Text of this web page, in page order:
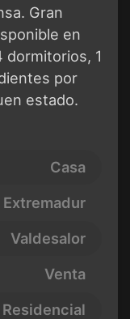
Gran
en
dormitorios, 1
por
estado.
Casa
Valdesalor
Venta
Residencial